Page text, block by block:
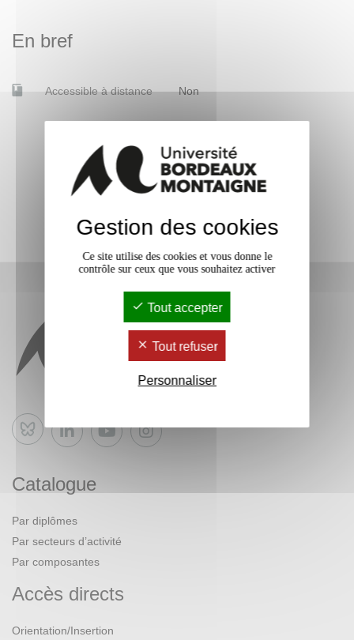
En bref
Accessible à distance Non
Bluesky
Catalogue
Par diplômes
Par secteurs d’activité
Par composantes
Accès directs
Orientation/Insertion
Gestion des cookies
Ce site utilise des cookies et vous donne le
contrôle sur ceux que vous souhaitez activer
Tout accepter
Tout refuser
Personnaliser